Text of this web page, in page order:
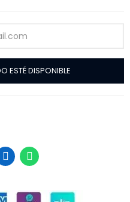
ESTÉ DISPONIBLE